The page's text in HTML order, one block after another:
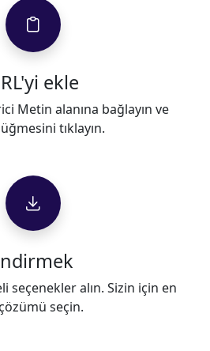
ekle
Metin alanına bağlayın ve
tıklayın.
seçenekler alın. Sizin için en
seçin.